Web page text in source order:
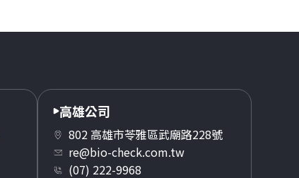
高雄公司
802 高雄市苓雅區武廟路228號
re@bio-check.com.tw
(07) 222-9968